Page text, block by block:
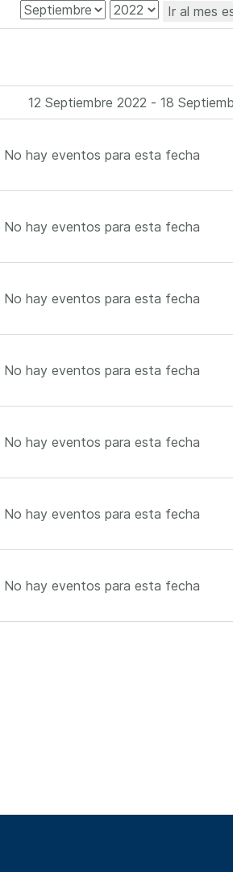
Ir al mes
12 Septiembre 2022 - 18
No hay eventos para esta fecha
No hay eventos para esta fecha
No hay eventos para esta fecha
No hay eventos para esta fecha
No hay eventos para esta fecha
No hay eventos para esta fecha
No hay eventos para esta fecha